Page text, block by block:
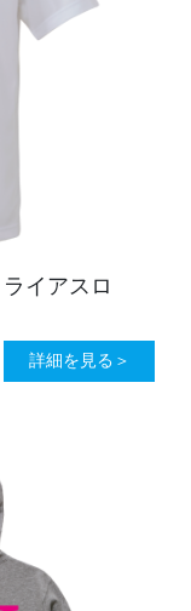
イアスロ
詳細を見る＞